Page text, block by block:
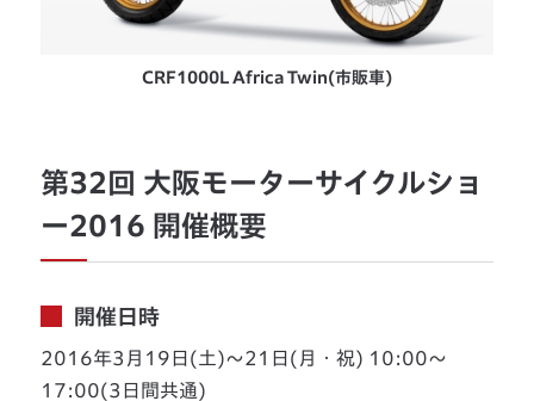
CRF1000L Africa Twin(市販車)
第32回 大阪モーターサイクルショ
ー2016 開催概要
開催日時
2016年3月19日(土)〜21日(月・祝) 10:00〜
17:00(3日間共通)